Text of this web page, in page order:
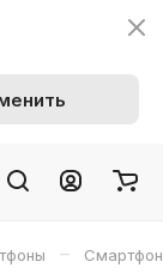
–